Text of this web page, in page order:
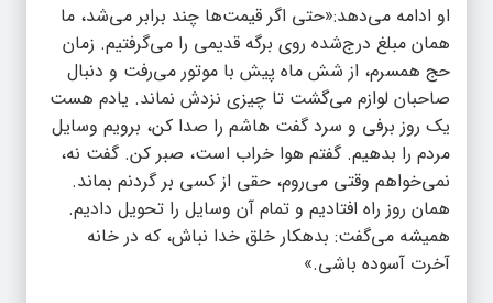
او ادامه می‌دهد:«حتی اگر قیمت‌ها چند برابر می‌شد، ما
همان مبلغ درج‌شده روی برگه قدیمی را می‌گرفتیم. زمان
حج همسرم، از شش ماه پیش با موتور می‌رفت و دنبال
صاحبان لوازم می‌گشت تا چیزی نزدش نماند. یادم هست
یک روز برفی و سرد گفت هاشم را صدا کن، برویم وسایل
مردم را بدهیم. گفتم هوا خراب است، صبر کن. گفت نه،
نمی‌خواهم وقتی می‌روم، حقی از کسی بر گردنم بماند.
همان روز راه افتادیم و تمام آن وسایل را تحویل دادیم.
همیشه می‌گفت: بدهکار خلق خدا نباش، که در خانه
آخرت آسوده باشی.»